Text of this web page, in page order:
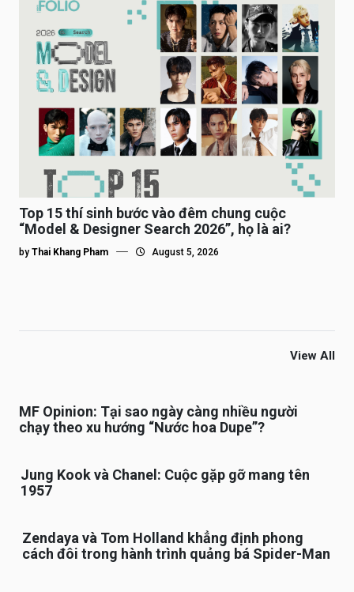
Top 15 thí sinh bước vào đêm chung cuộc
“Model & Designer Search 2026”, họ là ai?
by Thai Khang Pham August 5, 2026
View All
MF Opinion: Tại sao ngày càng nhiều người
chạy theo xu hướng “Nước hoa Dupe”?
Jung Kook và Chanel: Cuộc gặp gỡ mang tên
1957
Zendaya và Tom Holland khẳng định phong
cách đôi trong hành trình quảng bá Spider-Man